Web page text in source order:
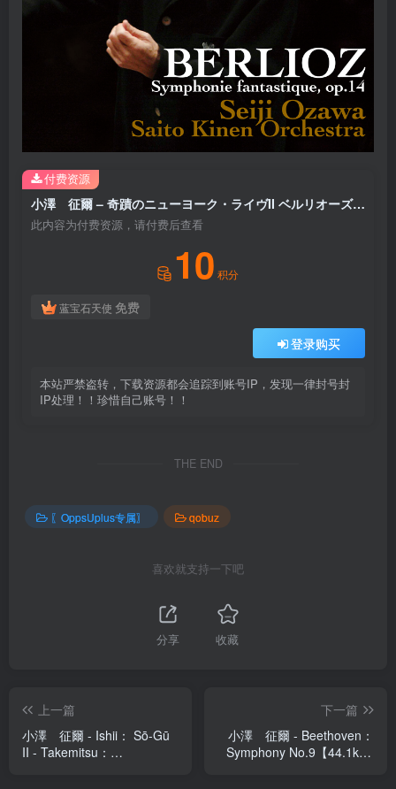
小澤 征爾 – 奇蹟のニューヨーク・ライヴII ベルリオーズ：幻想交响曲 (NY カーネギーホール公演 ／ 2010)【192kHz／24bit】日本区
此内容为付费资源，请付费后查看
10 积分
蓝宝石天使 免费
登录购买
本站严禁盗转，下载资源都会追踪到账号IP，发现一律封号封
IP处理！！珍惜自己账号！！
付费资源
THE END
〖OppsUplus专属〗 qobuz
喜欢就支持一下吧
分享 收藏
上一篇
小澤 征爾 - Ishii： Sō-Gū
II - Takemitsu：
下一篇
小澤 征爾 - Beethoven：
Symphony No.9【44.1kHz